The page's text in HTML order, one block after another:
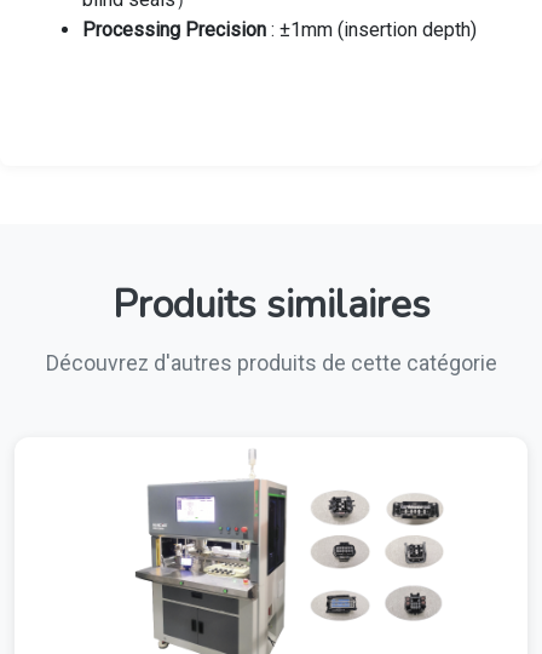
Processing Precision : ±1mm (insertion depth)
Produits similaires
Découvrez d'autres produits de cette catégorie